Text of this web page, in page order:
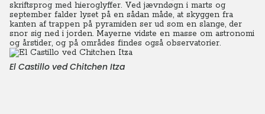
skriftsprog med hieroglyffer. Ved jævndøgn i marts og
september falder lyset på en sådan måde, at skyggen fra
kanten af trappen på pyramiden ser ud som en slange, der
snor sig ned i jorden. Mayerne vidste en masse om astronomi
og årstider, og på områdes findes også observatorier.
El Castillo ved Chitchen Itza